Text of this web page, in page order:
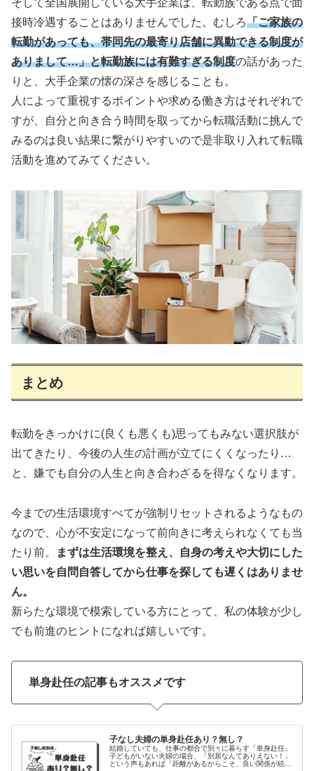
そして全国展開している大手企業は、転勤族である点で面
接時冷遇することはありませんでした。むしろ「ご家族の
転勤があっても、帯同先の最寄り店舗に異動できる制度が
ありまして…」と転勤族には有難すぎる制度の話があった
りと、大手企業の懐の深さを感じることも。
人によって重視するポイントや求める働き方はそれぞれで
すが、自分と向き合う時間を取ってから転職活動に挑んで
みるのは良い結果に繋がりやすいので是非取り入れて転職
活動を進めてみてください。
まとめ
転勤をきっかけに(良くも悪くも)思ってもみない選択肢が
出てきたり、今後の人生の計画が立てにくくなったり…
と、嫌でも自分の人生と向き合わざるを得なくなります。
今までの生活環境すべてが強制リセットされるようなもの
なので、心が不安定になって前向きに考えられなくても当
たり前。
まずは生活環境を整え、自身の考えや大切にした
い思いを自問自答してから仕事を探しても遅くはありませ
ん。
新らたな環境で模索している方にとって、私の体験が少し
でも前進のヒントになれば嬉しいです。
単身赴任の記事もオススメです
子なし夫婦の単身赴任あり？無し？
結婚していても、仕事の都合で別々に暮らす「単身赴任」
子どもがいない夫婦の場合、「別居なんてありえない！」
という声もあれば「距離があるからこそ、良い関係が続